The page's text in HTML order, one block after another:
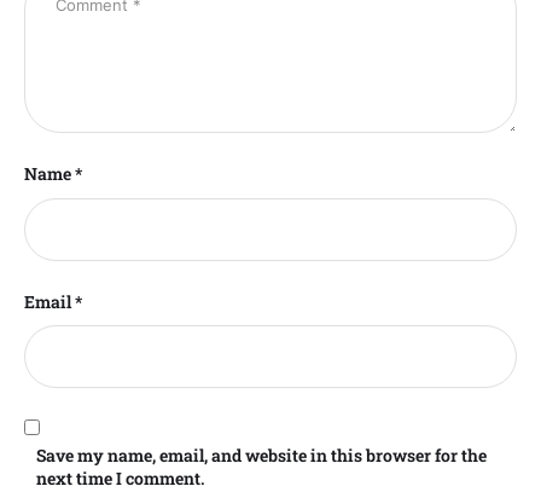
Name *
Email *
Save my name, email, and website in this browser for the
next time I comment.